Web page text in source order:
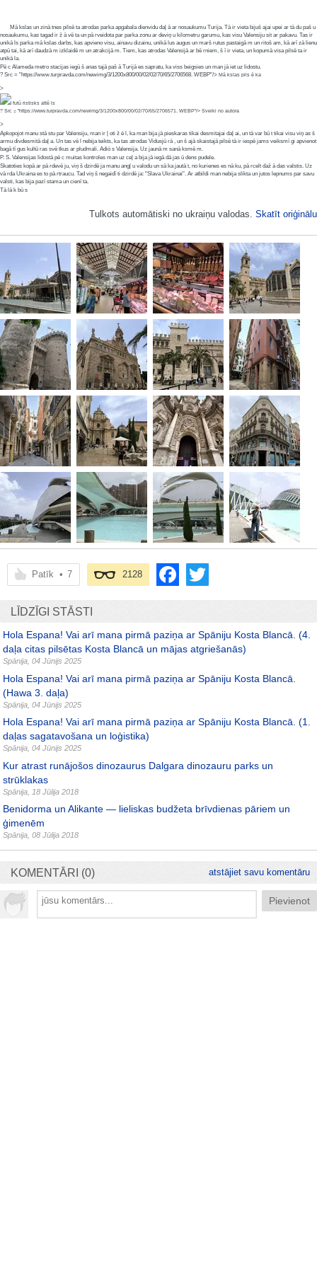
Mā kslas un zinā tnes pilsē ta atrodas parka apgabala dienvidu daļ ā ar nosaukumu Turija. Tā ir vieta bijuš ajai upei ar tā du paš u
nosaukumu, kas tagad ir ž ā vē ta un pā rveidota par parka zonu ar deviņ u kilometru garumu, kas visu Valensiju sit ar pakavu. Tas ir
unikā ls parka mā kslas darbs, kas apvieno visu, ainavu dizainu, unikā lus augus un marš rutus pastaigā m un ritoš am, kā arī zā lienu
atpū tai, kā arī daudzā m izklaidē m un atrakcijā m. Tiem, kas atrodas Valensijā ar bē rniem, š ī ir vieta, un kopumā visa pilsē ta ir
unikā la.
Pē c Alameda metro stacijas iegū š anas tajā paš ā Turijā es sapratu, ka viss beigsies un man jā iet uz lidostu.
? Src = "https://www.turpravda.com/newimg/3/1200x800/00/02/02/70/65/2706568. WEBP"/> Mā kslas pils ē ka
>
futū ristisks attē ls
? Src = "https://www.turpravda.com/newimg/3/1200x800/00/02/70/65/2706571. WEBP"/> Sveiki no autora
>
Apkopojot manu stā stu par Valensiju, man ir ļ oti ž ē l, ka man bija jā pieskaras tikai desmitajai daļ ai, un tā var bū t tikai visu viņ as š
armu divdesmitā daļ a. Un tas vē l nebija teikts, ka tas atrodas Vidusjū rā , un š ajā skaistajā pilsē tā ir iespē jams veiksmī gi apvienot
bagā tī gus kultū ras svē tkus ar pludmali. Adió s Valensija. Uz jaunā m sanā ksmē m.
P. S. Valensijas lidostā pē c muitas kontroles man uz ceļ a bija jā iegā dā jas ū dens pudele.
Skatoties kopā ar pā rdevē ju, viņ š dzirdē ja manu angļ u valodu un sā ka jautā t, no kurienes es nā ku, pā rcelt daž ā das valstis. Uz
vā rda Ukraina es to pā rtraucu. Tad viņ š negaidī ti dzirdē ja: "Slava Ukrainai". Ar atbildi man nebija slikta un jutos lepnums par savu
valsti, kas bija pazī stama un cienī ta.
Tā lā k bū s
Tulkots automātiski no ukraiņu valodas. Skatīt oriģinālu
Patīk • 7 2128
LĪDZĪGI STĀSTI
Hola Espana! Vai arī mana pirmā paziņa ar Spāniju Kosta Blancā. (4.
daļa citas pilsētas Kosta Blancā un mājas atgriešanās)
Spānija 04 Jūnijs 2025
Hola Espana! Vai arī mana pirmā paziņa ar Spāniju Kosta Blancā.
(Hawa 3. daļa)
Spānija 04 Jūnijs 2025
Hola Espana! Vai arī mana pirmā paziņa ar Spāniju Kosta Blancā. (1.
daļas sagatavošana un loģistika)
Spānija 04 Jūnijs 2025
Kur atrast runājošos dinozaurus Dalgara dinozauru parks un
strūklakas
Spānija 18 Jūlija 2018
Benidorma un Alikante — lieliskas budžeta brīvdienas pāriem un
ģimenēm
Spānija 08 Jūlija 2018
KOMENTĀRI (0) atstājiet savu komentāru